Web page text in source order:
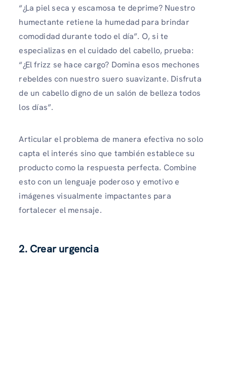
“¿La piel seca y escamosa te deprime? Nuestro
humectante retiene la humedad para brindar
comodidad durante todo el día”. O, si te
especializas en el cuidado del cabello, prueba:
“¿El frizz se hace cargo? Domina esos mechones
rebeldes con nuestro suero suavizante. Disfruta
de un cabello digno de un salón de belleza todos
los días”.
Articular el problema de manera efectiva no solo
capta el interés sino que también establece su
producto como la respuesta perfecta. Combine
esto con un lenguaje poderoso y emotivo e
imágenes visualmente impactantes para
fortalecer el mensaje.
2. Crear urgencia